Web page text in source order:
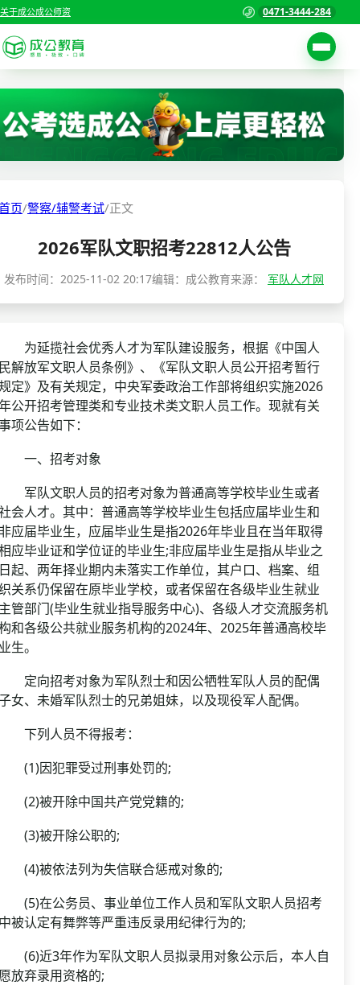
关于成公成公师资 0471-3444-284
考试公告
职位表
准考证打印
考试政策
成绩查询
资格复审
面试补录
历年真题
首页
国家公务员考试
警察/辅警考试
教师资格/教师编制
国企/银行考试
页/警察/辅警考试/正文
2026军队文职招考22812人公告
发布时间： 2025-11-02 20:17编辑：成公教育来源： 军队人才网
延揽社会优秀人才为军队建设服务，根据《中国人
解放军文职人员条例》、《军队文职人员公开招考暂行
定》及有关规定，中央军委政治工作部将组织实施2026
公开招考管理类和专业技术类文职人员工作。现就有关
项公告如下：
、招考对象
队文职人员的招考对象为普通高等学校毕业生或者
会人才。其中：普通高等学校毕业生包括应届毕业生和
应届毕业生，应届毕业生是指2026年毕业且在当年取得
应毕业证和学位证的毕业生;非应届毕业生是指从毕业之
起、两年择业期内未落实工作单位，其户口、档案、组
关系仍保留在原毕业学校，或者保留在各级毕业生就业
管部门(毕业生就业指导服务中心)、各级人才交流服务机
和各级公共就业服务机构的2024年、2025年普通高校毕
生。
向招考对象为军队烈士和因公牺牲军队人员的配偶
女、未婚军队烈士的兄弟姐妹，以及现役军人配偶。
列人员不得报考：
因犯罪受过刑事处罚的;
被开除中国共产党党籍的;
被开除公职的;
被依法列为失信联合惩戒对象的;
在公务员、事业单位工作人员和军队文职人员招考
被认定有舞弊等严重违反录用纪律行为的;
近3年作为军队文职人员拟录用对象公示后，本人自
放弃录用资格的;